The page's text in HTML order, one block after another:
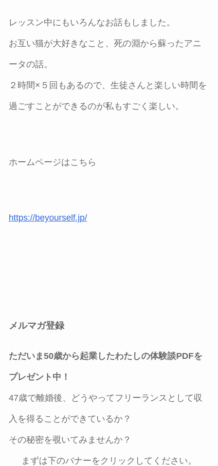
レッスン中にもいろんなお話もしました。
お互い猫が大好きなこと、死の淵から蘇ったアニ
ータの話。
２時間×５回もあるので、生徒さんと楽しい時間を
過ごすことができるのが私もすごく楽しい。
ホームページはこちら
https://beyourself.jp/
メルマガ登録
ただいま50歳から起業したわたしの体験談PDFを
プレゼント中！
47歳で離婚後、どうやってフリーランスとして収
入を得ることができているか？
その秘密を覗いてみませんか？
まずは下のバナーをクリックしてください。